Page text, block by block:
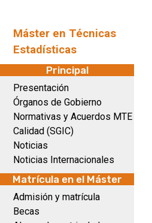
Máster en Técnicas
Estadísticas
Principal
Presentación
Órganos de Gobierno
Normativas y Acuerdos MTE
Calidad (SGIC)
Noticias
Noticias Internacionales
Matrícula en el Máster
Admisión y matrícula
Becas